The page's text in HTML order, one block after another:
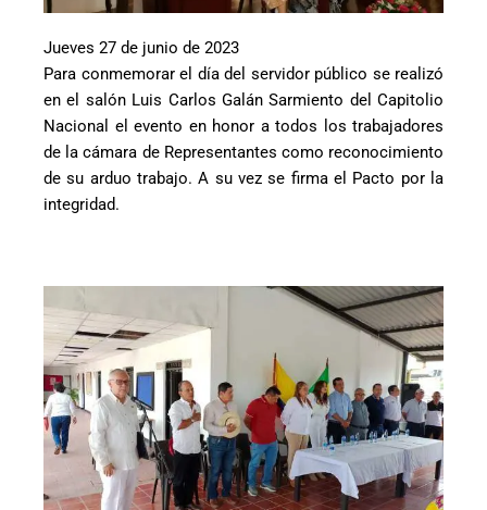
Jueves 27 de junio de 2023
Para conmemorar el día del servidor público se realizó
en el salón Luis Carlos Galán Sarmiento del Capitolio
Nacional el evento en honor a todos los trabajadores
de la cámara de Representantes como reconocimiento
de su arduo trabajo. A su vez se firma el Pacto por la
integridad.